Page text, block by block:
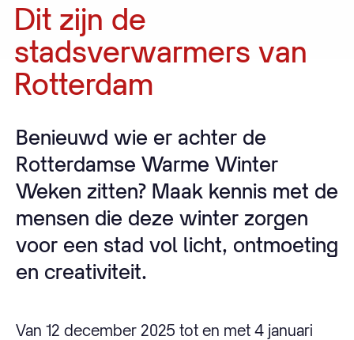
Dit zijn de
stadsverwarmers van
Rotterdam
Benieuwd wie er achter de
Rotterdamse Warme Winter
Weken zitten? Maak kennis met de
mensen die deze winter zorgen
voor een stad vol licht, ontmoeting
en creativiteit.
Van 12 december 2025 tot en met 4 januari